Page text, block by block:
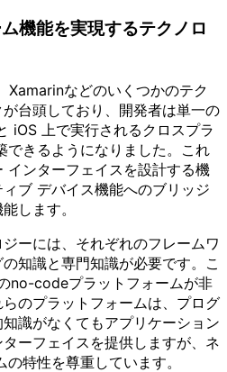
機能を実現するテクノロ
などのいくつかのテク
台頭しており、開発者は単一の
iOS 上で実行されるクロスプラ
できるようになりました。これ
インターフェイスを設計する機
ブ デバイス機能へのブリッジ
します。
ーには、それぞれのフレームワ
知識と専門知識が必要です。こ
no-codeプラットフォームが非
のプラットフォームは、プログ
識がなくてもアプリケーション
ーフェイスを提供しますが、ネ
特性を尊重しています。